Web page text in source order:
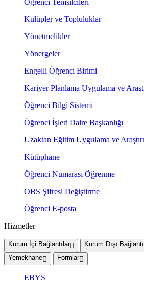
Öğrenci Temsilcileri
Kulüpler ve Topluluklar
Yönetmelikler
Yönergeler
Engelli Öğrenci Birimi
Kariyer Planlama Uygulama ve
Öğrenci Bilgi Sistemi
Öğrenci İşleri Daire Başkanlığı
Uzaktan Eğitim Uygulama ve
Kütüphane
Öğrenci Numarası Öğrenme
OBS Şifresi Değiştirme
Öğrenci E-posta
Hizmetler
Kurum İçi Bağlantılar Kurum Dışı
Yemekhane
Formlar
EBYS